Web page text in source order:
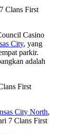
Clans First
Casino
City, yang
parkir.
adalah
First
City North,
7 Clans First